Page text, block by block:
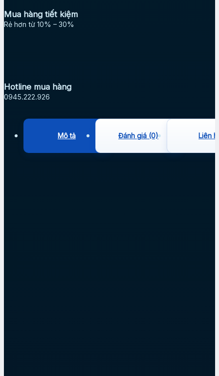
Mua hàng tiết kiệm
Rẻ hơn từ 10% – 30%
Hotline mua hàng
0945.222.926
Mô tả Đánh giá (0) Liên